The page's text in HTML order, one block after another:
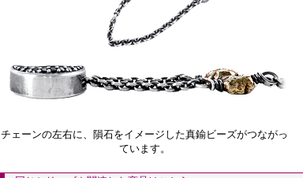
チェーンの左右に、隕石をイメージした真鍮ビーズがつながっ
ています。